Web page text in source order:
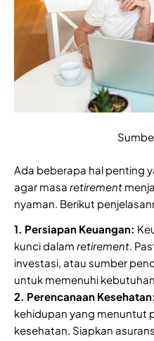
Ada beberapa hal penting
agar masa retirement
nyaman. Berikut
1. Persiapan Keuangan:
kunci dalam retirement .
investasi, atau sumber
untuk memenuhi
2. Perencanaan Kesehatan:
kehidupan yang menuntut
kesehatan. Siapkan